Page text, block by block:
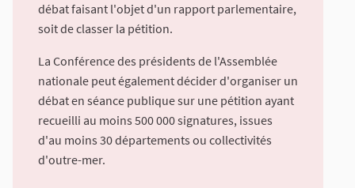
débat faisant l'objet d'un rapport parlementaire,
soit de classer la pétition.
La Conférence des présidents de l'Assemblée
nationale peut également décider d'organiser un
débat en séance publique sur une pétition ayant
recueilli au moins 500 000 signatures, issues
d'au moins 30 départements ou collectivités
d'outre-mer.